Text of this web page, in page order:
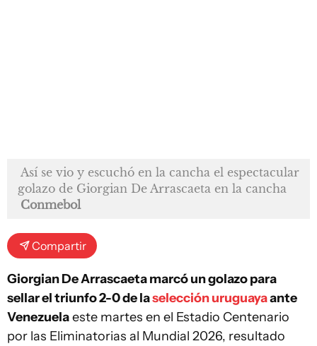
Así se vio y escuchó en la cancha el espectacular
golazo de Giorgian De Arrascaeta en la cancha
Conmebol
Compartir
Giorgian De Arrascaeta marcó un golazo para
sellar el triunfo 2-0 de laselección uruguayaante
Venezuelaeste martes en el Estadio Centenario
por las Eliminatorias al Mundial 2026, resultado